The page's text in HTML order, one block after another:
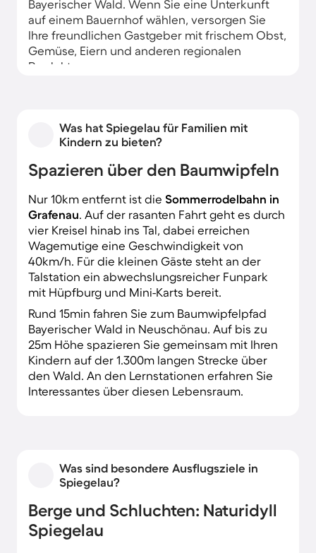
Bayerischer Wald. Wenn Sie eine Unterkunft
auf einem Bauernhof wählen, versorgen Sie
Ihre freundlichen Gastgeber mit frischem Obst,
Gemüse, Eiern und anderen regionalen
Produkten.
Was hat Spiegelau für Familien mit
Kindern zu bieten?
Spazieren über den Baumwipfeln
Nur 10km entfernt ist die Sommerrodelbahn in
Grafenau. Auf der rasanten Fahrt geht es durch
vier Kreisel hinab ins Tal, dabei erreichen
Wagemutige eine Geschwindigkeit von
40km/h. Für die kleinen Gäste steht an der
Talstation ein abwechslungsreicher Funpark
mit Hüpfburg und Mini-Karts bereit.
Rund 15min fahren Sie zum Baumwipfelpfad
Bayerischer Wald in Neuschönau. Auf bis zu
25m Höhe spazieren Sie gemeinsam mit Ihren
Kindern auf der 1.300m langen Strecke über
den Wald. An den Lernstationen erfahren Sie
Interessantes über diesen Lebensraum.
Was sind besondere Ausflugsziele in
Spiegelau?
Berge und Schluchten: Naturidyll
Spiegelau